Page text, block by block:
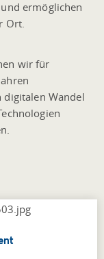
ermöglichen
Ort.
wir für
digitalen Wandel